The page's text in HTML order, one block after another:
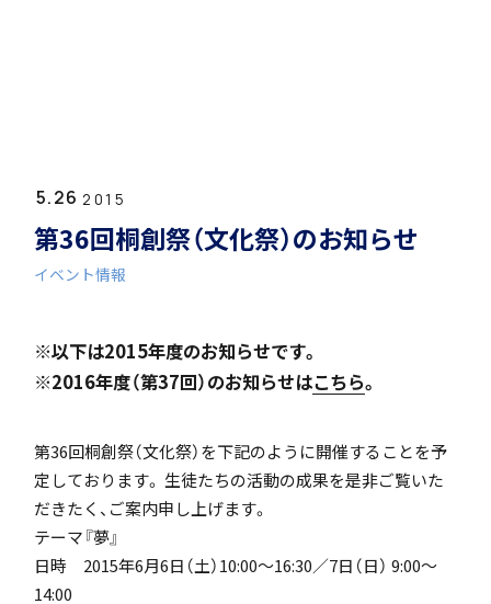
5.26 2015
第36回桐創祭（文化祭）のお知らせ
イベント情報
※以下は2015年度のお知らせです。
※2016年度（第37回）のお知らせはこちら。
第36回桐創祭（文化祭）を下記のように開催することを予
定しております。 生徒たちの活動の成果を是非ご覧いた
だきたく、ご案内申し上げます。
テーマ『夢』
日時 2015年6月6日（土）10:00～16:30／7日（日） 9:00～
14:00
学校長挨拶
年間行事・課外活動
「SDGs」の取り組みについて